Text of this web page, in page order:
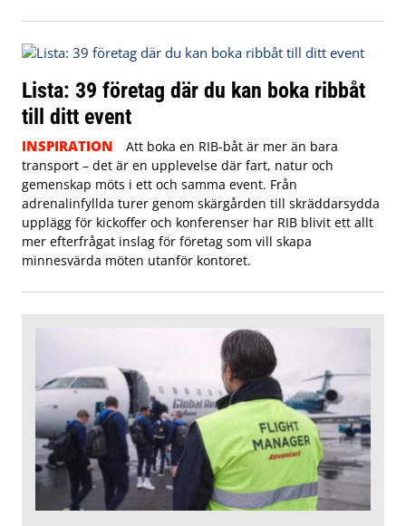
Lista: 39 företag där du kan boka ribbåt
till ditt event
INSPIRATION
Att boka en RIB-båt är mer än bara
transport – det är en upplevelse där fart, natur och
gemenskap möts i ett och samma event. Från
adrenalinfyllda turer genom skärgården till skräddarsydda
upplägg för kickoffer och konferenser har RIB blivit ett allt
mer efterfrågat inslag för företag som vill skapa
minnesvärda möten utanför kontoret.